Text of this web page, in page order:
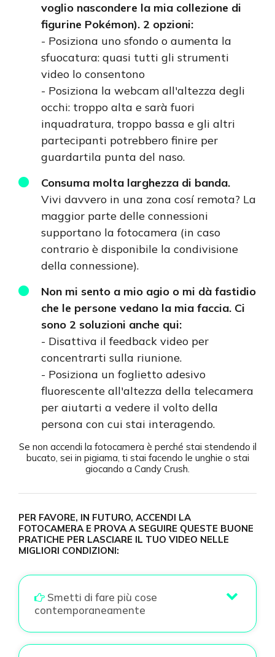
voglio nascondere la mia collezione di
figurine Pokémon). 2 opzioni:
- Posiziona uno sfondo o aumenta la
sfuocatura: quasi tutti gli strumenti
video lo consentono
- Posiziona la webcam all'altezza degli
occhi: troppo alta e sarà fuori
inquadratura, troppo bassa e gli altri
partecipanti potrebbero finire per
guardartila punta del naso.
Consuma molta larghezza di banda.
Vivi davvero in una zona cosí remota? La
maggior parte delle connessioni
supportano la fotocamera (in caso
contrario è disponibile la condivisione
della connessione).
Non mi sento a mio agio o mi dà fastidio
che le persone vedano la mia faccia. Ci
sono 2 soluzioni anche qui:
- Disattiva il feedback video per
concentrarti sulla riunione.
- Posiziona un foglietto adesivo
fluorescente all'altezza della telecamera
per aiutarti a vedere il volto della
persona con cui stai interagendo.
Se non accendi la fotocamera è perché stai stendendo il
bucato, sei in pigiama, ti stai facendo le unghie o stai
giocando a Candy Crush.
PER FAVORE, IN FUTURO, ACCENDI LA
FOTOCAMERA E PROVA A SEGUIRE QUESTE BUONE
PRATICHE PER LASCIARE IL TUO VIDEO NELLE
MIGLIORI CONDIZIONI:
icona
Smetti di fare più cose
contemporaneamente